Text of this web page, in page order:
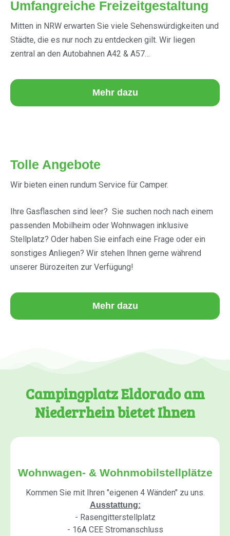
Umfangreiche Freizeitgestaltung
Mitten in NRW erwarten Sie viele Sehenswürdigkeiten und
Städte, die es nur noch zu entdecken gilt. Wir liegen
zentral an den Autobahnen A42 & A57…
Mehr dazu
Tolle Angebote
Wir bieten einen rundum Service für Camper.
Ihre Gasflaschen sind leer? Sie suchen noch nach einem
passenden Mobilheim oder Wohnwagen inklusive
Stellplatz? Oder haben Sie einfach eine Frage oder ein
sonstiges Anliegen? Wir stehen Ihnen gerne während
unserer Bürozeiten zur Verfügung!
Mehr dazu
Campingplatz Eldorado am
Niederrhein bietet Ihnen
Wohnwagen- & Wohnmobilstellplätze
Kommen Sie mit Ihren "eigenen 4 Wänden" zu uns.
Ausstattung:
- Rasengitterstellplatz
- 16A CEE Stromanschluss